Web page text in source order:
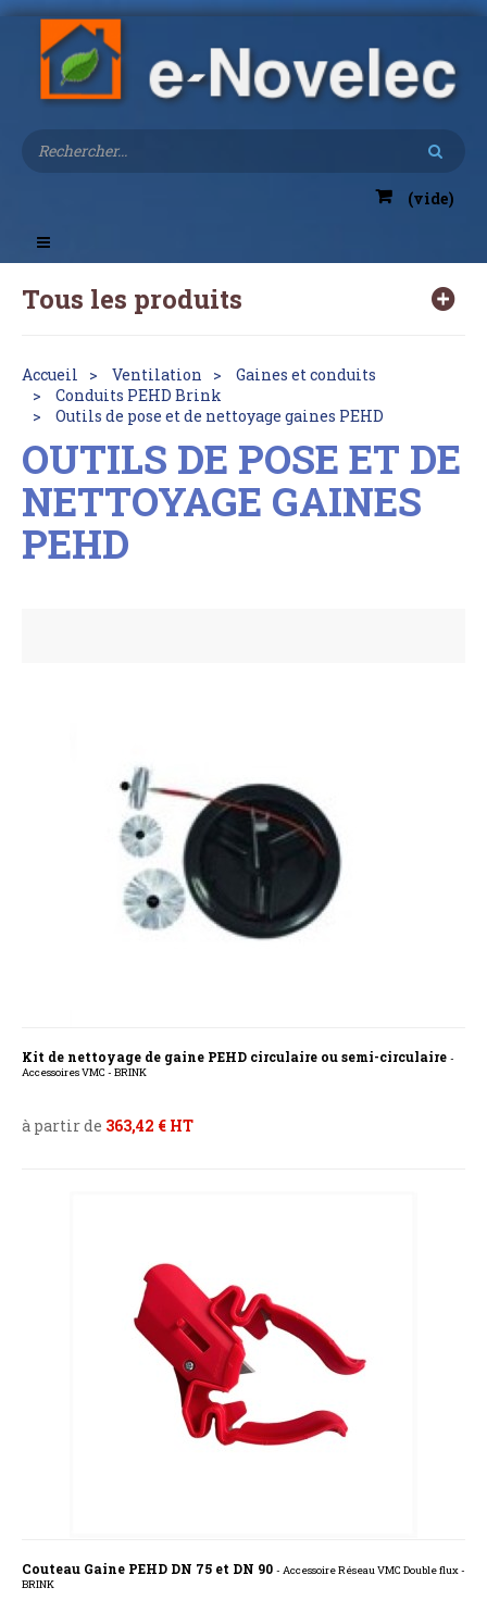
(vide)
Toggle
navigation
Tous les produits
Accueil Ventilation
Gaines et conduits
Conduits PEHD Brink
Outils de pose et de nettoyage gaines PEHD
OUTILS DE POSE ET DE
NETTOYAGE GAINES
PEHD
Kit de nettoyage de gaine PEHD circulaire ou semi-circulaire -
Accessoires VMC - BRINK
à partir de 363,42 € HT
Couteau Gaine PEHD DN 75 et DN 90 - Accessoire Réseau VMC Double flux -
BRINK